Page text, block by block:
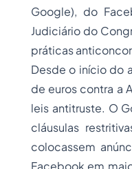
Google), do
Judiciário do
práticas
Desde o início do
de euros contra a
leis antitruste. O
cláusulas
colocassem
Facebook em